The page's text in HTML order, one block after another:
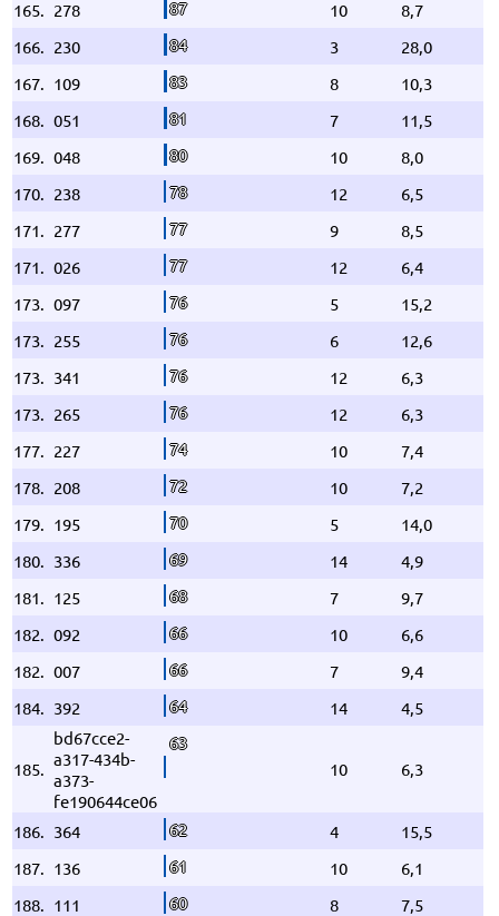
165. 278 87 10
8,7
166. 230 84 3
28,0
167. 109 83 8
10,3
168. 051 81 7
11,5
169. 048 80 10
8,0
170. 238 78 12
6,5
171. 277 77 9
8,5
171. 026 77 12
6,4
173. 097 76 5
15,2
173. 255 76 6
12,6
173. 341 76 12
6,3
173. 265 76 12
6,3
177. 227 74 10
7,4
178. 208 72 10
7,2
179. 195 70 5
14,0
180. 336 69 14
4,9
181. 125 68 7
9,7
182. 092 66 10
6,6
182. 007 66 7
9,4
184. 392 64 14 4,5
185.
bd67cce2-
a317-434b-
a373-
fe190644ce06
63
10
6,3
186. 364 62 4
15,5
187. 136 61 10
6,1
188. 111 60 8
7,5